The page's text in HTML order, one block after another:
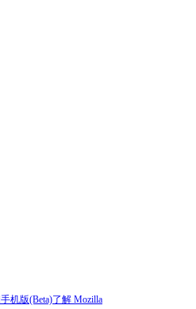
手机版(Beta)了解 Mozilla